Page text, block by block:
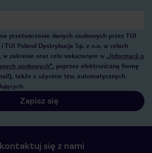
przetwarzanie danych osobowych przez TUI
i TUI Poland Dystrybucja Sp. z o.o. w celach
w zakresie oraz celu wskazanym w „Informacji o
osobowych”, poprzez elektroniczną formę
także z użyciem tzw. automatycznych
Zapisz się
się z nami